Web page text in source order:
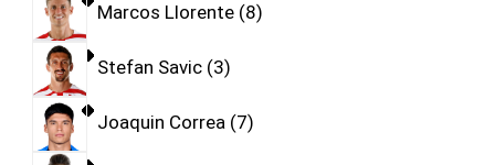
Marcos Llorente 8
Stefan Savic 3
Joaquin Correa 7